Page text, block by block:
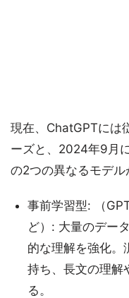
現在、ChatGPTには
ーズと、2024年9月
の2つの異なるモデル
事前学習型: （
ど）: 大量のデー
的な理解を強化。
持ち、長文の理解
る。